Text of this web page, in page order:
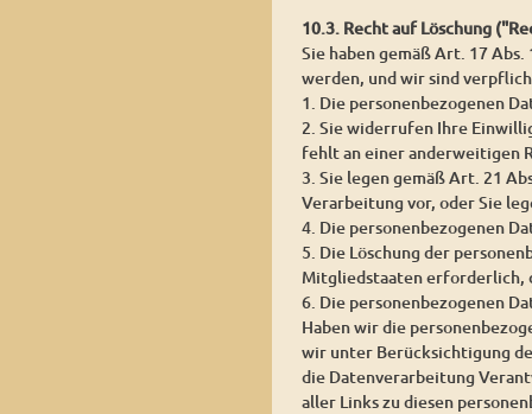
10.3. Recht auf Löschung
Sie haben gemäß Art. 17
werden, und wir sind
1. Die personenbezogenen
2. Sie widerrufen Ihre
fehlt an einer anderweitigen
3. Sie legen gemäß Art. 21
Verarbeitung vor, oder Sie
4. Die personenbezogenen
5. Die Löschung der
Mitgliedstaaten erforderlich,
6. Die personenbezogenen
Haben wir die
wir unter Berücksichtigung
die Datenverarbeitung
aller Links zu diesen